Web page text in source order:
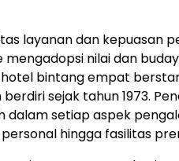
layanan dan kepuasan
mengadopsi nilai dan
hotel bintang empat
sejak tahun 1973.
dalam setiap aspek
hingga fasilitas